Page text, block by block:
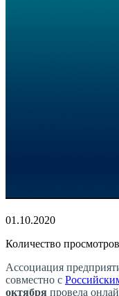
01.10.2020
Количество
Ассоциация
совместно с
октября провела